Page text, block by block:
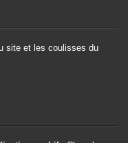
site et les coulisses du